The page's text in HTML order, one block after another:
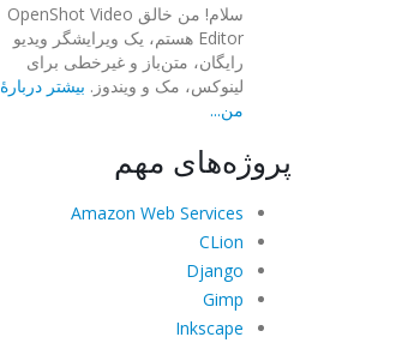
سلام! من خالق OpenShot Video
Editor هستم، یک ویرایشگر ویدیو
رایگان، متن‌باز و غیرخطی برای
لینوکس، مک و ویندوز. بیشتر دربارهٔ
من...
پروژه‌های مهم
Amazon Web Services
CLion
Django
Gimp
Inkscape